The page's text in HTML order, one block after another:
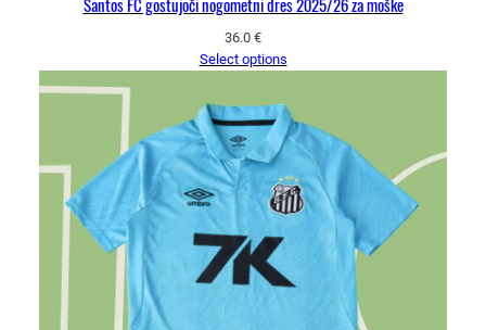
Santos FC gostujoči nogometni dres 2025/26 za moške
36.0 €
Select options